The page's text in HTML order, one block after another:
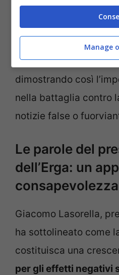
inglese che in quella
sito web. La
includerà altresì
strumento di
dimostrando così
nella battaglia contro
notizie false o
Le parole del
dell’Erga: un
Giacomo Lasorella,
ha sottolineato come
costituisca una
per gli effetti negativi
Manage